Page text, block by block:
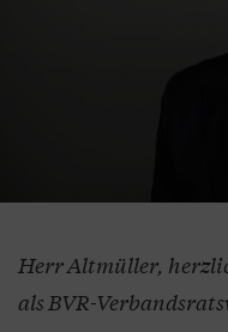
Herr Altmüller,
als BVR-